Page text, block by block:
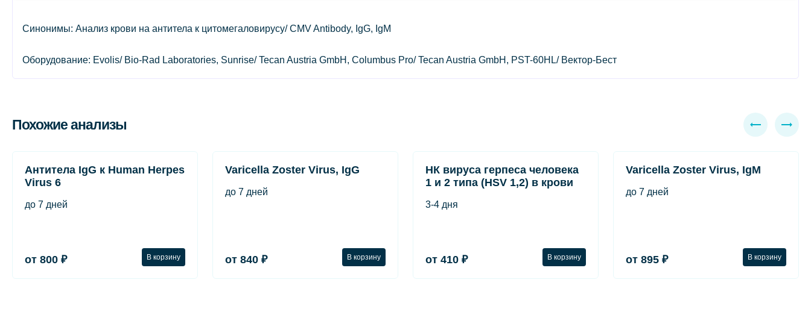
Синонимы: Анализ крови на антитела к цитомегаловирусу/ CMV Antibody, IgG, IgM
Оборудование: Evolis/ Bio-Rad Laboratories, Sunrise/ Tecan Austria GmbH, Columbus Pro/ Tecan Austria GmbH, PST-60HL/ Вектор-Бест
Похожие анализы
Антитела IgG к Human Herpes
Virus 6
до 7 дней
от 800 ₽ В корзину
Varicella Zoster Virus, IgG
до 7 дней
от 840 ₽ В корзину
НК вируса герпеса человека
1 и 2 типа (HSV 1,2) в крови
3-4 дня
от 410 ₽ В корзину
Varicella Zoster Virus, IgM
до 7 дней
от 895 ₽ В корзину